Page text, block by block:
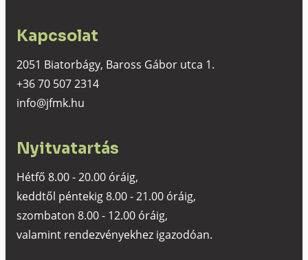
Kapcsolat
2051 Biatorbágy, Baross Gábor utca 1.
+36 70 507 2314
info@jfmk.hu
Nyitvatartás
Hétfő 8.00 - 20.00 óráig,
keddtől péntekig 8.00 - 21.00 óráig,
szombaton 8.00 - 12.00 óráig,
valamint rendezvényekhez igazodóan.